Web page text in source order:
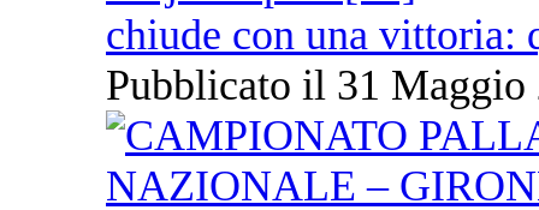
chiude con una vittoria:
Pubblicato il 31 Maggio